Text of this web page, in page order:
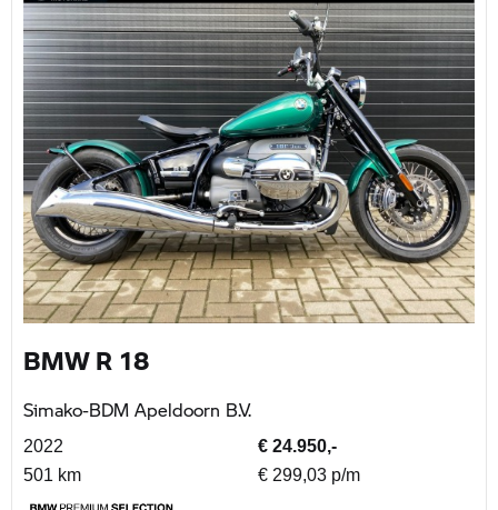
BMW R 18
Simako-BDM Apeldoorn B.V.
2022
€ 24.950,-
501 km
€ 299,03 p/m